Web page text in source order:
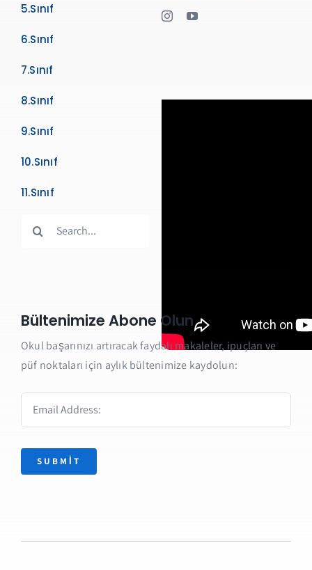
5.Sınıf
6.Sınıf
7.Sınıf
8.Sınıf
9.Sınıf
10.Sınıf
11.Sınıf
Bültenimize Abone Olun
Okul başarınızı artıracak faydalı makaleler, ipuçları ve
püf noktaları için aylık bültenimize kaydolun:
SUBMIT